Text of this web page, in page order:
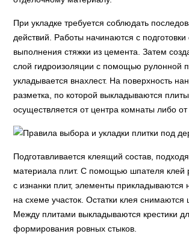
При укладке требуется соблюдать
действий. Работы начинаются с подготовки
выполнения стяжки из цемента. Затем
слой гидроизоляции с помощью рулонной
укладывается внахлест. На поверхность
разметка, по которой выкладываются
осуществляется от центра комнаты либо от
Подготавливается клеящий состав,
материала плит. С помощью шпателя клей
с изнанки плит, элементы прикладываются
на схеме участок. Остатки клея снимаются
Между плитами выкладываются крестики
формирования ровных стыков.